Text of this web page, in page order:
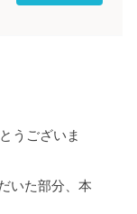
うございま
いた部分、本